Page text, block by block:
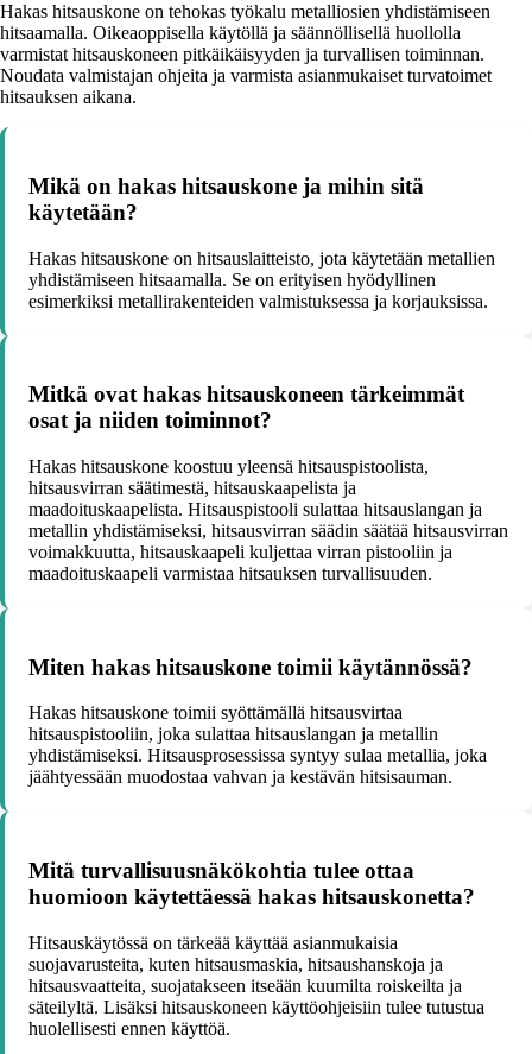
Hakas hitsauskone on tehokas työkalu metalliosien yhdistämiseen
hitsaamalla. Oikeaoppisella käytöllä ja säännöllisellä huollolla
varmistat hitsauskoneen pitkäikäisyyden ja turvallisen toiminnan.
Noudata valmistajan ohjeita ja varmista asianmukaiset turvatoimet
hitsauksen aikana.
Mikä on hakas hitsauskone ja mihin sitä
käytetään?
Hakas hitsauskone on hitsauslaitteisto, jota käytetään metallien
yhdistämiseen hitsaamalla. Se on erityisen hyödyllinen
esimerkiksi metallirakenteiden valmistuksessa ja korjauksissa.
Mitkä ovat hakas hitsauskoneen tärkeimmät
osat ja niiden toiminnot?
Hakas hitsauskone koostuu yleensä hitsauspistoolista,
hitsausvirran säätimestä, hitsauskaapelista ja
maadoituskaapelista. Hitsauspistooli sulattaa hitsauslangan ja
metallin yhdistämiseksi, hitsausvirran säädin säätää hitsausvirran
voimakkuutta, hitsauskaapeli kuljettaa virran pistooliin ja
maadoituskaapeli varmistaa hitsauksen turvallisuuden.
Miten hakas hitsauskone toimii käytännössä?
Hakas hitsauskone toimii syöttämällä hitsausvirtaa
hitsauspistooliin, joka sulattaa hitsauslangan ja metallin
yhdistämiseksi. Hitsausprosessissa syntyy sulaa metallia, joka
jäähtyessään muodostaa vahvan ja kestävän hitsisauman.
Mitä turvallisuusnäkökohtia tulee ottaa
huomioon käytettäessä hakas hitsauskonetta?
Hitsauskäytössä on tärkeää käyttää asianmukaisia
suojavarusteita, kuten hitsausmaskia, hitsaushanskoja ja
hitsausvaatteita, suojatakseen itseään kuumilta roiskeilta ja
säteilyltä. Lisäksi hitsauskoneen käyttöohjeisiin tulee tutustua
huolellisesti ennen käyttöä.